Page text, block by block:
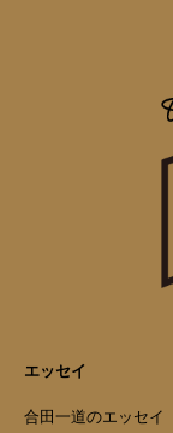
エッセイ
合田一道のエッセイ